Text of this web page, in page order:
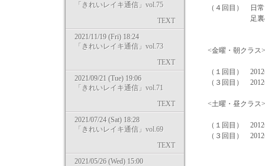
「きれいレイキ通信」vol.75
TEXT
2021/11/19 (Fri) 18:24
「きれいレイキ通信」vol.73
TEXT
2021/09/21 (Tue) 19:06
「きれいレイキ通信」vol.71
TEXT
2021/07/24 (Sat) 18:28
「きれいレイキ通信」vol.69
TEXT
2021/05/26 (Wed) 15:00
（４回目） 日常
足裏の反射
<金曜・朝クラス>
（１回目） 2012
（３回目） 2012
<土曜・昼クラス
（１回目）
（３回目）